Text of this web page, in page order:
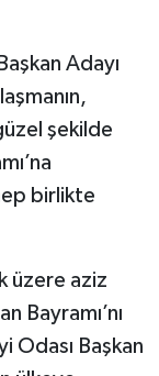
Adayı
şekilde
birlikte
üzere aziz
Bayramı’nı
Odası Başkan